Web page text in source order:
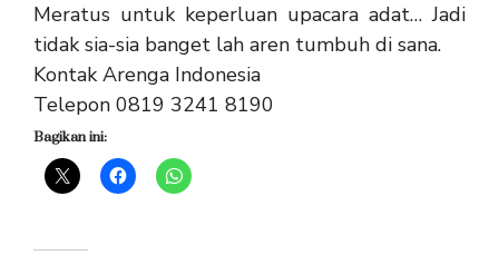
Meratus untuk keperluan upacara adat… Jadi
tidak sia-sia banget lah aren tumbuh di sana.
Kontak Arenga Indonesia
Telepon 0819 3241 8190
Bagikan ini: